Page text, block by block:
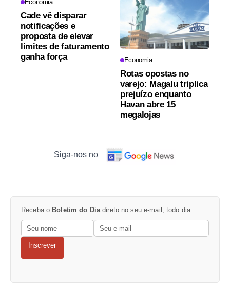
Economia
Cade vê disparar
notificações e
proposta de elevar
limites de faturamento
ganha força
Economia
Rotas opostas no
varejo: Magalu triplica
prejuízo enquanto
Havan abre 15
megalojas
Siga-nos no
Receba o Boletim do Dia direto no seu e-mail, todo dia.
Inscrever